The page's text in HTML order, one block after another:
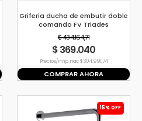
Griferia ducha de embutir doble
comando FV Triades
$ 434.164,71
$ 369.040
Precio s/imp. nac. $ 304.991,74
COMPRAR AHORA
15% OFF